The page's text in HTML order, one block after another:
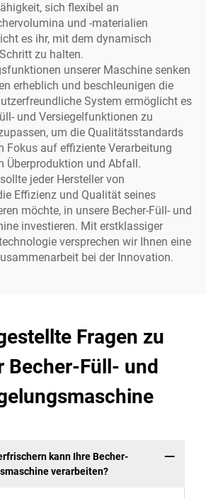
sich flexibel an
und -materialien
es ihr, mit dem dynamisch
zu halten.
unserer Maschine senken
erheblich und beschleunigen die
System ermöglicht es
und Versiegelfunktionen zu
um die Qualitätsstandards
Fokus auf effiziente Verarbeitung
Überproduktion und Abfall.
jeder Hersteller von
Effizienz und Qualität seines
möchte, in unsere Becher-Füll- und
investieren. Mit erstklassiger
versprechen wir Ihnen eine
bei der Innovation.
Fragen zu
Becher-Füll- und
kann Ihre Becher-
verarbeiten?